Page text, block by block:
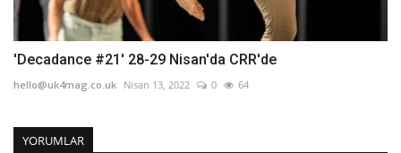
'Decadance #21' 28-29 Nisan'da CRR'de
hello@uk4mag.co.uk Nisan 13, 2022 0 64
YORUMLAR